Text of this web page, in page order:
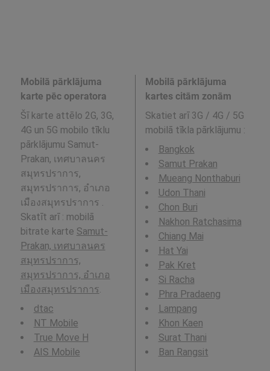
Mobilā pārklājuma
karte pēc operatora
Šī karte attēlo 2G, 3G,
4G un 5G mobilo tīklu
pārklājumu Samut-
Prakan, เทศบาลนคร
สมุทรปราการ,
สมุทรปราการ, อำเภอ
เมืองสมุทรปราการ .
Skatīt arī : mobilā
bitrate karte Samut-
Prakan, เทศบาลนคร
สมุทรปราการ,
สมุทรปราการ, อำเภอ
เมืองสมุทรปราการ.
dtac
NT Mobile
True Move H
AIS Mobile
Mobilā pārklājuma
kartes citām zonām
Skatiet arī 3G / 4G / 5G
mobilā tīkla pārklājumu :
Bangkok
Samut Prakan
Mueang Nonthaburi
Udon Thani
Chon Buri
Nakhon Ratchasima
Chiang Mai
Hat Yai
Pak Kret
Si Racha
Phra Pradaeng
Lampang
Khon Kaen
Surat Thani
Ban Rangsit